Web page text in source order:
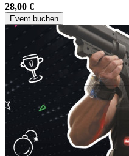
28,00 €
Event buchen